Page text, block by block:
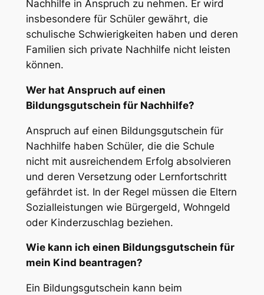
Nachhilfe in Anspruch zu nehmen. Er wird
insbesondere für Schüler gewährt, die
schulische Schwierigkeiten haben und deren
Familien sich private Nachhilfe nicht leisten
können.
Wer hat Anspruch auf einen
Bildungsgutschein für Nachhilfe?
Anspruch auf einen Bildungsgutschein für
Nachhilfe haben Schüler, die die Schule
nicht mit ausreichendem Erfolg absolvieren
und deren Versetzung oder Lernfortschritt
gefährdet ist. In der Regel müssen die Eltern
Sozialleistungen wie Bürgergeld, Wohngeld
oder Kinderzuschlag beziehen.
Wie kann ich einen Bildungsgutschein für
mein Kind beantragen?
Ein Bildungsgutschein kann beim